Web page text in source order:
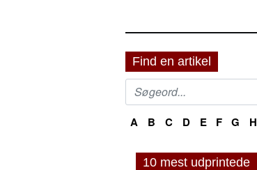
Find en artikel
A B C D E F G H
10 mest udprintede